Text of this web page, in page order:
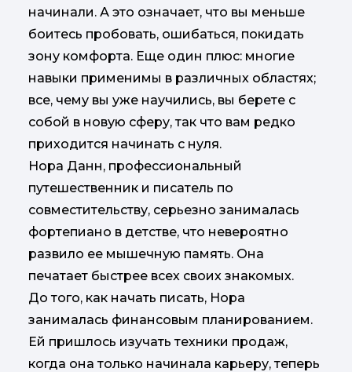
начинали. А это означает, что вы меньше
боитесь пробовать, ошибаться, покидать
зону комфорта. Еще один плюс: многие
навыки применимы в различных областях;
все, чему вы уже научились, вы берете с
собой в новую сферу, так что вам редко
приходится начинать с нуля.
Нора Данн, профессиональный
путешественник и писатель по
совместительству, серьезно занималась
фортепиано в детстве, что невероятно
развило ее мышечную память. Она
печатает быстрее всех своих знакомых.
До того, как начать писать, Нора
занималась финансовым планированием.
Ей пришлось изучать техники продаж,
когда она только начинала карьеру, теперь